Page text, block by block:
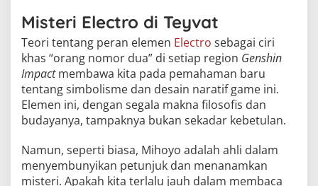
Misteri Electro di Teyvat
Teori tentang peran elemen Electro sebagai ciri
khas “orang nomor dua” di setiap region Genshin
Impactmembawa kita pada pemahaman baru
tentang simbolisme dan desain naratif game ini.
Elemen ini, dengan segala makna filosofis dan
budayanya, tampaknya bukan sekadar kebetulan.
Namun, seperti biasa, Mihoyo adalah ahli dalam
menyembunyikan petunjuk dan menanamkan
misteri. Apakah kita terlalu jauh dalam membaca